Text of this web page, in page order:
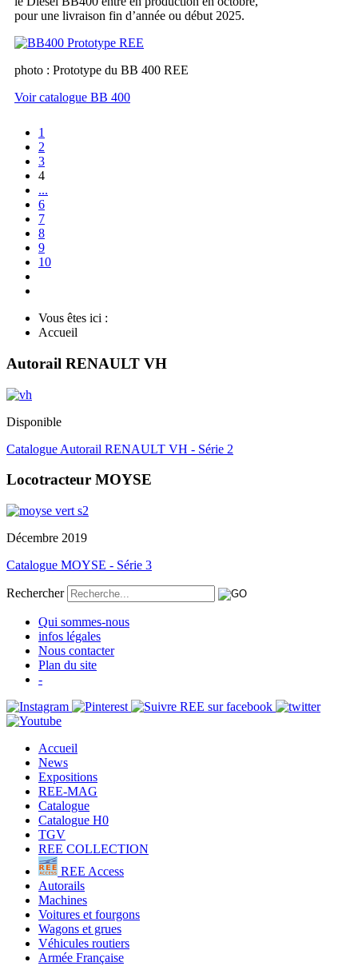
pour une livraison fin d’année ou début 2025.
photo : Prototype du BB 400 REE
Voir catalogue BB 400
1
2
3
4
...
6
7
8
9
10
Vous êtes ici :
Accueil
Autorail RENAULT VH
Disponible
Catalogue Autorail RENAULT VH - Série 2
Locotracteur MOYSE
Décembre 2019
Catalogue MOYSE - Série 3
Rechercher
Qui sommes-nous
infos légales
Nous contacter
Plan du site
-
Accueil
News
Expositions
REE-MAG
Catalogue
Catalogue H0
TGV
REE COLLECTION
REE Access
Autorails
Machines
Voitures et fourgons
Wagons et grues
Véhicules routiers
Armée Française